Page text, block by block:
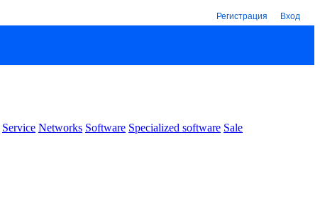
Регистрация Вход
Service Networks Software Specialized software Sale